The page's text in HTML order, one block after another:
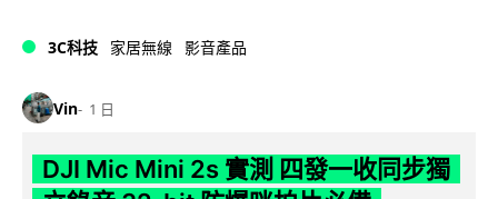
3C科技 家居無線 影音產品
Vin 1 日
DJI Mic Mini 2s 實測 四發一收同步獨